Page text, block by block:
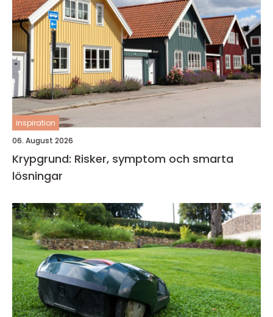
inspiration
06. August 2026
Krypgrund: Risker, symptom och smarta
lösningar